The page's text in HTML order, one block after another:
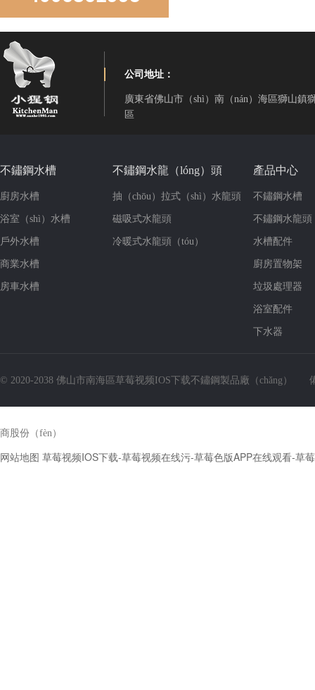
LZ-D3322-10-Q手工直角裙邊（biān）盆
公司地址：
廣東省佛山市（shì）南（nán）海區獅山鎮
區
不鏽鋼水槽
廚房水槽
浴室（shì）水槽
戶外水槽
商業水槽
房車水槽
不鏽鋼水龍（lóng）頭
抽（chōu）拉式（shì）水龍頭
磁吸式水龍頭
冷暖式水龍頭（tóu）
產品中心
不鏽鋼水槽
不鏽鋼水龍頭
水槽配件
廚房置物架
垃圾處理器
浴室配件
下水器
© 2020-2038 佛山市南海區草莓视频IOS下载不鏽鋼製品廠（chǎng）
商股份（fèn）
网站地图 草莓视频IOS下载-草莓视频在线污-草莓色版APP在线观看-草